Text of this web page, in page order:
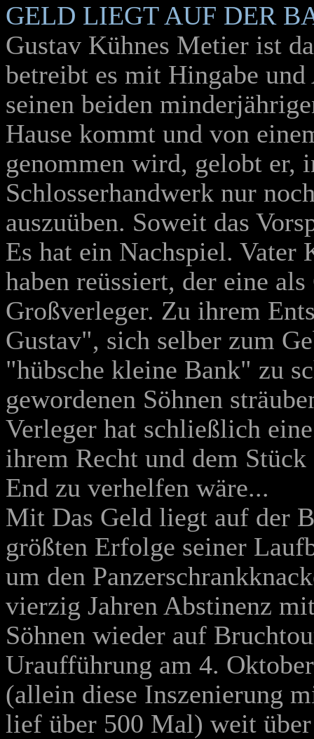
GELD LIEGT AUF DER
Gustav Kühnes Metier ist
betreibt es mit Hingabe
seinen beiden
Hause kommt und von
genommen wird, gelobt er,
Schlosserhandwerk nur
auszuüben. Soweit das
Es hat ein Nachspiel. Vater
haben reüssiert, der eine
Großverleger. Zu ihrem
Gustav", sich selber zum
"hübsche kleine Bank" zu
gewordenen Söhnen
Verleger hat schließlich
ihrem Recht und dem
End zu verhelfen wäre...
Mit Das Geld liegt auf der
größten Erfolge seiner
um den
vierzig Jahren Abstinenz
Söhnen wieder auf
Uraufführung am 4.
(allein diese Inszenierung
lief über 500 Mal) weit